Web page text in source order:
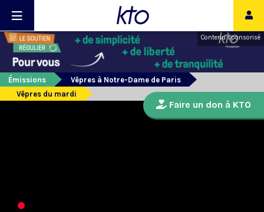
Contenu sponsorisé
Émissions
Vêpres à Notre-Dame de Paris
Vêpres du mardi
Faire un don à KTO